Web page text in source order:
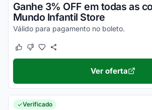
Ganhe 3% OFF em todas as
Mundo Infantil Store
Válido para pagamento no boleto.
Este cupom funcionou
Este cupom não funcionou
Ver oferta
Verificado